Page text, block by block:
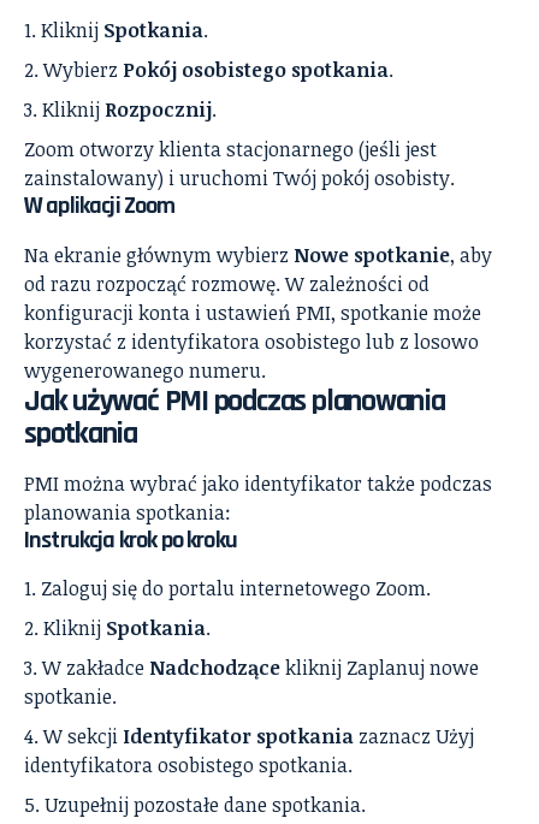
Kliknij Spotkania.
Wybierz Pokój osobistego spotkania.
Kliknij Rozpocznij.
Zoom otworzy klienta stacjonarnego (jeśli jest
zainstalowany) i uruchomi Twój pokój osobisty.
W aplikacji Zoom
Na ekranie głównym wybierz Nowe spotkanie, aby
od razu rozpocząć rozmowę. W zależności od
konfiguracji konta i ustawień PMI, spotkanie może
korzystać z identyfikatora osobistego lub z losowo
wygenerowanego numeru.
Jak używać PMI podczas planowania
spotkania
PMI można wybrać jako identyfikator także podczas
planowania spotkania:
Instrukcja krok po kroku
Zaloguj się do portalu internetowego Zoom.
Kliknij Spotkania.
W zakładce Nadchodzącekliknij Zaplanuj nowe
spotkanie.
W sekcji Identyfikator spotkania zaznacz Użyj
identyfikatora osobistego spotkania.
Uzupełnij pozostałe dane spotkania.